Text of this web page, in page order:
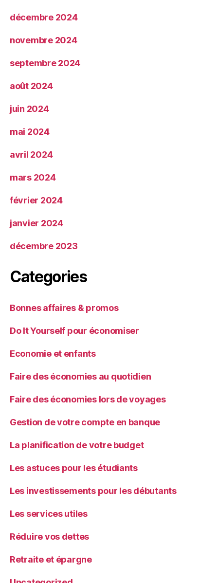
décembre 2024
novembre 2024
septembre 2024
août 2024
juin 2024
mai 2024
avril 2024
mars 2024
février 2024
janvier 2024
décembre 2023
Categories
Bonnes affaires & promos
Do It Yourself pour économiser
Economie et enfants
Faire des économies au quotidien
Faire des économies lors de voyages
Gestion de votre compte en banque
La planification de votre budget
Les astuces pour les étudiants
Les investissements pour les débutants
Les services utiles
Réduire vos dettes
Retraite et épargne